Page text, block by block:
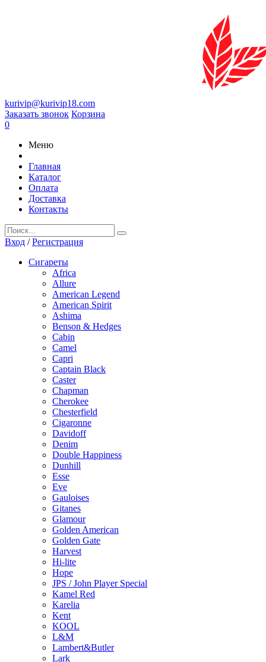
kurivip@kurivip18.com
Заказать звонок Корзина
0
Меню
Главная
Каталог
Оплата
Доставка
Контакты
Вход /Регистрация
Сигареты
Africa
Allure
American Legend
American Spirit
Ashima
Benson & Hedges
Cabin
Camel
Capri
Captain Black
Caster
Chapman
Cherokee
Chesterfield
Cigaronne
Davidoff
Denim
Double Happiness
Dunhill
Esse
Eve
Gauloises
Gitanes
Glamour
Golden American
Golden Gate
Harvest
Hi-lite
Hope
JPS / John Player Special
Kamel Red
Karelia
Kent
KOOL
L&M
Lambert&Butler
Lark